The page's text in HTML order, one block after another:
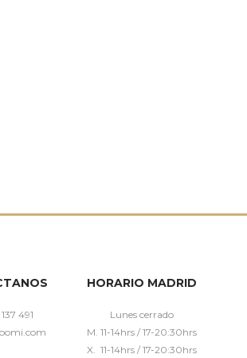
491
HORARIO MADRID
Lunes cerrado
M. 11-14hrs / 17-20:30hrs
X. 11-14hrs / 17-20:30hrs